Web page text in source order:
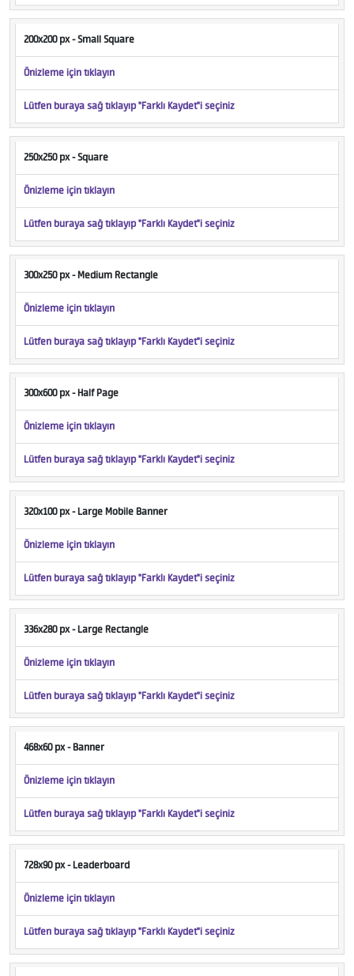
200x200 px - Small Square
Önizleme için tıklayın
Lütfen buraya sağ tıklayıp "Farklı Kaydet"i seçiniz
250x250 px - Square
Önizleme için tıklayın
Lütfen buraya sağ tıklayıp "Farklı Kaydet"i seçiniz
300x250 px - Medium Rectangle
Önizleme için tıklayın
Lütfen buraya sağ tıklayıp "Farklı Kaydet"i seçiniz
300x600 px - Half Page
Önizleme için tıklayın
Lütfen buraya sağ tıklayıp "Farklı Kaydet"i seçiniz
320x100 px - Large Mobile Banner
Önizleme için tıklayın
Lütfen buraya sağ tıklayıp "Farklı Kaydet"i seçiniz
336x280 px - Large Rectangle
Önizleme için tıklayın
Lütfen buraya sağ tıklayıp "Farklı Kaydet"i seçiniz
468x60 px - Banner
Önizleme için tıklayın
Lütfen buraya sağ tıklayıp "Farklı Kaydet"i seçiniz
728x90 px - Leaderboard
Önizleme için tıklayın
Lütfen buraya sağ tıklayıp "Farklı Kaydet"i seçiniz